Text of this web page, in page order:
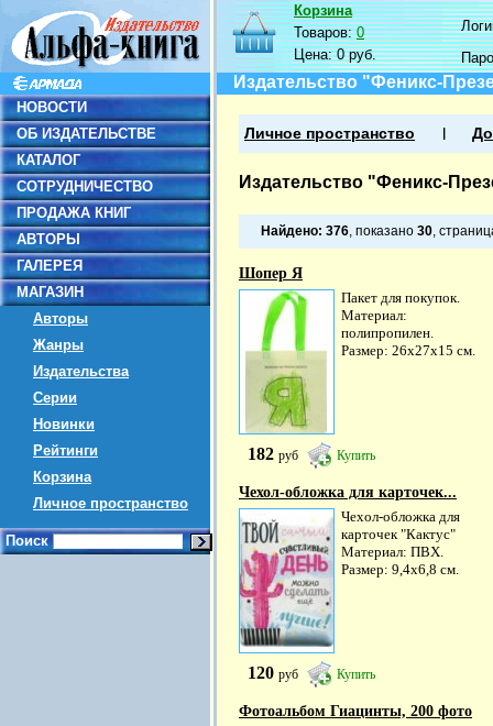
НОВОСТИ
ОБ ИЗДАТЕЛЬСТВЕ
КАТАЛОГ
СОТРУДНИЧЕСТВО
ПРОДАЖА КНИГ
АВТОРЫ
ГАЛЕРЕЯ
МАГАЗИН
Авторы
Жанры
Издательства
Серии
Новинки
Рейтинги
Корзина
Личное пространство
Поиск
Корзина
Товаров:0
Цена:0 руб.
Издательство "Феникс-
Личное пространство
Издательство "Феникс-
Найдено: 376, показано 30,
Шопер Я
Пакет для покупок.
Материал:
полипропилен.
Размер: 26х27х15 см.
182 руб Купить
Чехол-обложка для карточек...
Чехол-обложка для
карточек "Кактус"
Материал: ПВХ.
Размер: 9,4х6,8 см.
120 руб Купить
Фотоальбом Гиацинты, 200 фото